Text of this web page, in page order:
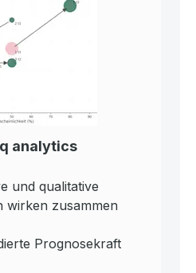
analytics
und qualitative
wirken zusammen
Prognosekraft